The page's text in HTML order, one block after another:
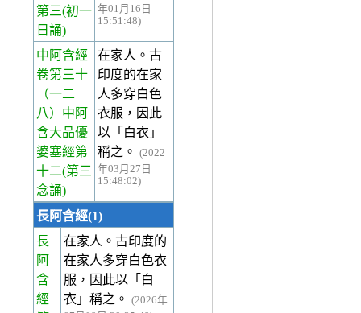
第三(初一
日誦)
年01月16日
15:51:48)
中阿含經
卷第三十
（一二
八）中阿
含大品優
婆塞經第
十二(第三
念誦)
在家人。古
印度的在家
人多穿白色
衣服，因此
以「白衣」
稱之。
(2022
年03月27日
15:48:02)
長阿含經(1)
長
阿
含
經
在家人。古印度的
在家人多穿白色衣
服，因此以「白
衣」稱之。
(2026年